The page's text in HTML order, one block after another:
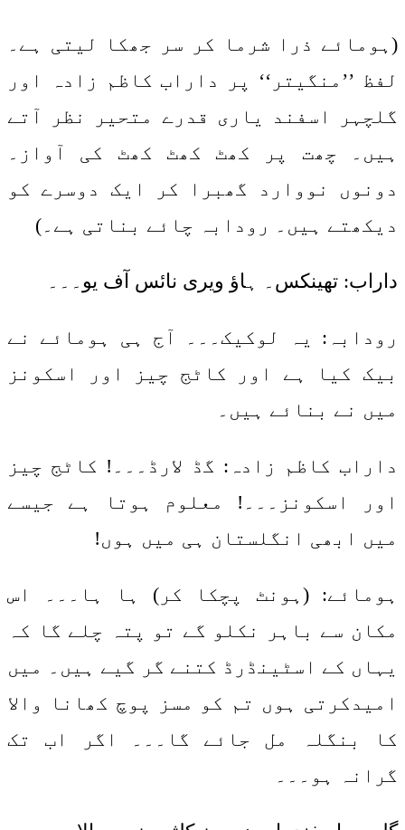
(ہومائے ذرا شرما کر سر جھکا لیتی ہے۔
لفظ ’’منگیتر‘‘ پر داراب کاظم زادہ اور
گلچہر اسفند یاری قدرے متحیر نظر آتے
ہیں۔ چھت پر کھٹ کھٹ کھٹ کی آواز۔
دونوں نووارد گھبرا کر ایک دوسرے کو
دیکھتے ہیں۔ رودابہ چائے بناتی ہے۔)
داراب: تھینکس۔ ہاؤ ویری نائس آف یو۔۔۔
رودابہ: یہ لوکیک۔۔۔ آج ہی ہومائے نے
بیک کیا ہے اور کاٹج چیز اور اسکونز
میں نے بنائے ہیں۔
داراب کاظم زادہ: گڈ لارڈ۔۔۔! کاٹج چیز
اور اسکونز۔۔۔! معلوم ہوتا ہے جیسے
میں ابھی انگلستان ہی میں ہوں!
ہومائے: (ہونٹ پچکا کر) ہا ہا۔۔۔ اس
مکان سے باہر نکلو گے تو پتہ چلے گا کہ
یہاں کے اسٹینڈرڈ کتنے گر گیے ہیں۔ میں
امیدکرتی ہوں تم کو مسز پوچ کھانا والا
کا بنگلہ مل جائے گا۔۔۔ اگر اب تک
گرانہ ہو۔۔۔